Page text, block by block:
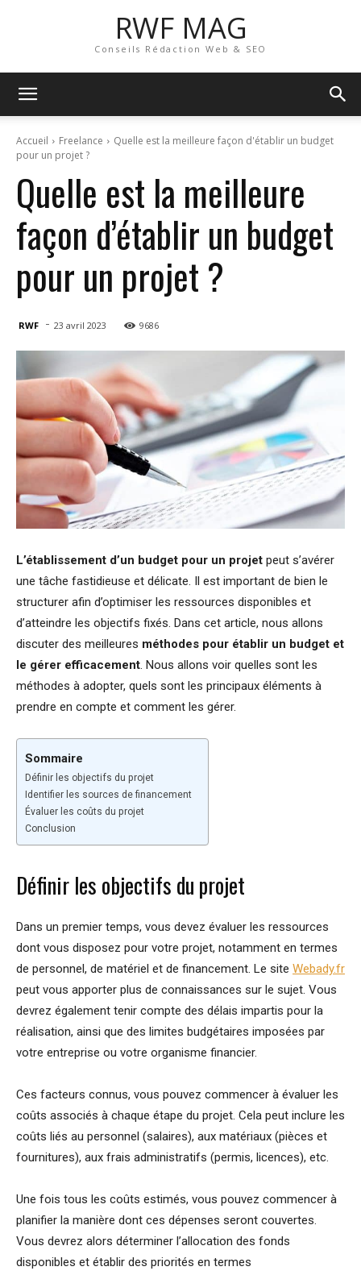
RWF MAG
Conseils Rédaction Web & SEO
Accueil Freelance
Quelle est la meilleure façon d'établir un budget
pour un projet ?
Quelle est la meilleure
façon d’établir un budget
pour un projet ?
RWF - 23 avril 2023 9686
L’établissement d’un budget pour un projet peut s’avérer
une tâche fastidieuse et délicate. Il est important de bien le
structurer afin d’optimiser les ressources disponibles et
d’atteindre les objectifs fixés. Dans cet article, nous allons
discuter des meilleures méthodes pour établir un budget et
le gérer efficacement. Nous allons voir quelles sont les
méthodes à adopter, quels sont les principaux éléments à
prendre en compte et comment les gérer.
Sommaire
Définir les objectifs du projet
Identifier les sources de financement
Évaluer les coûts du projet
Conclusion
Définir les objectifs du projet
Dans un premier temps, vous devez évaluer les ressources
dont vous disposez pour votre projet, notamment en termes
de personnel, de matériel et de financement. Le site Webady.fr
peut vous apporter plus de connaissances sur le sujet. Vous
devrez également tenir compte des délais impartis pour la
réalisation, ainsi que des limites budgétaires imposées par
votre entreprise ou votre organisme financier.
Ces facteurs connus, vous pouvez commencer à évaluer les
coûts associés à chaque étape du projet. Cela peut inclure les
coûts liés au personnel (salaires), aux matériaux (pièces et
fournitures), aux frais administratifs (permis, licences), etc.
Une fois tous les coûts estimés, vous pouvez commencer à
planifier la manière dont ces dépenses seront couvertes.
Vous devrez alors déterminer l’allocation des fonds
disponibles et établir des priorités en termes